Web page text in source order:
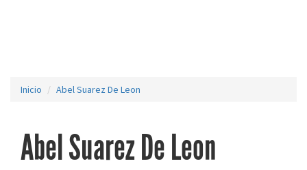
Inicio Abel Suarez De Leon
Abel Suarez De Leon